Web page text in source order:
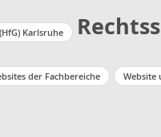
Karlsruhe
der Fachbereiche Website